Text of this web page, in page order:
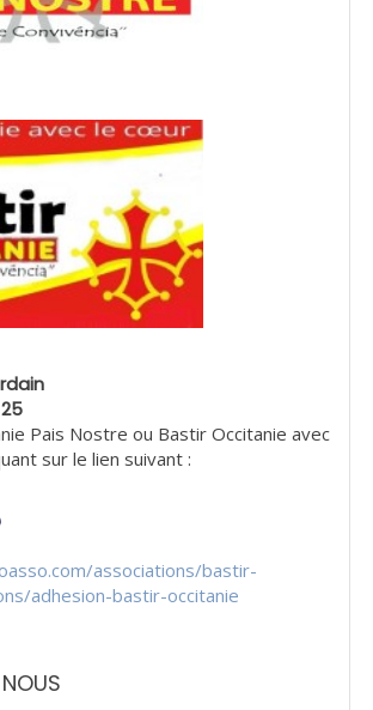
Pais Nostre ou Bastir Occitanie avec
sur le lien suivant :
associations/bastir-
adhesion-bastir-occitanie